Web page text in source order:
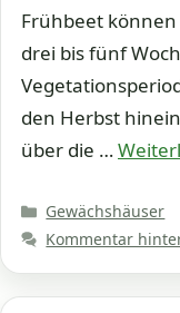
Frühbeet
drei bis fünf
den Herbst
über die …
Kategorien
Gewächshäuser
Kommentar